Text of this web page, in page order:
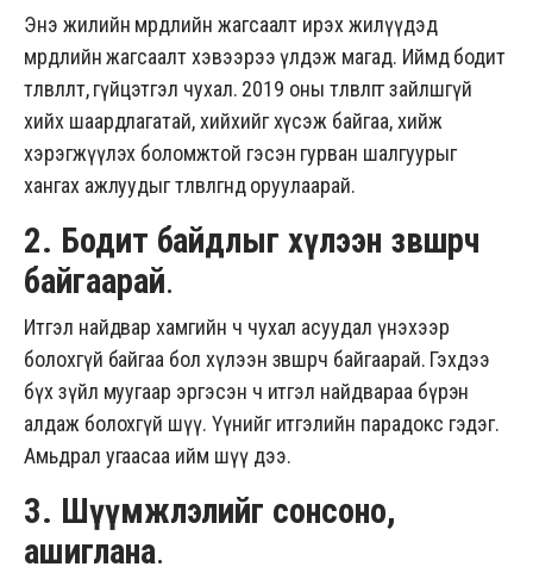
Энэ жилийн мөрөөдлийн жагсаалт ирэх жилүүдэд
мөрөөдлийн жагсаалт хэвээрээ үлдэж магад. Иймд бодит
төлөвлөлт, гүйцэтгэл чухал. 2019 оны төлөвлөгөөгөө зайлшгүй
хийх шаардлагатай, хийхийг хүсэж байгаа, хийж
хэрэгжүүлэх боломжтой гэсэн гурван шалгуурыг
хангах ажлуудыг төлөвлөгөөндөө оруулаарай.
2. Бодит байдлыг хүлээн зөвшөөрч
байгаарай.
Итгэл найдвар хамгийн ч чухал асуудал үнэхээр
болохгүй байгаа бол хүлээн зөвшөөрч байгаарай. Гэхдээ
бүх зүйл муугаар эргэсэн ч итгэл найдвараа бүрэн
алдаж болохгүй шүү. Үүнийг итгэлийн парадокс гэдэг.
Амьдрал угаасаа ийм шүү дээ.
3. Шүүмжлэлийг сонсоно,
ашиглана.